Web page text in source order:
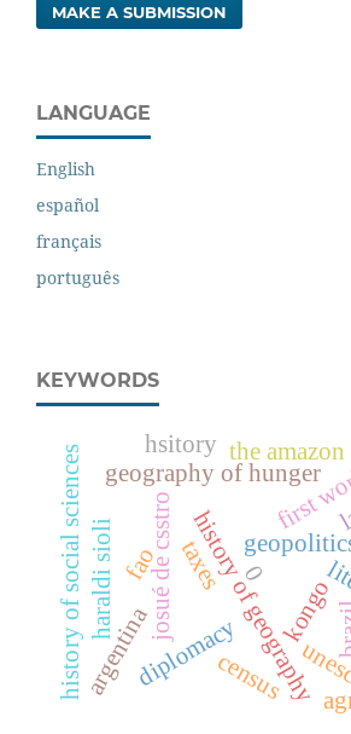
MAKE A SUBMISSION
LANGUAGE
English
español
français
português
KEYWORDS
josué de csstro
fao history of geography
geography of hunger
kongo
diplomacy
argentina
first
0
census
taxes
history of social sciences the amazon
haraldi sioli
hsitory